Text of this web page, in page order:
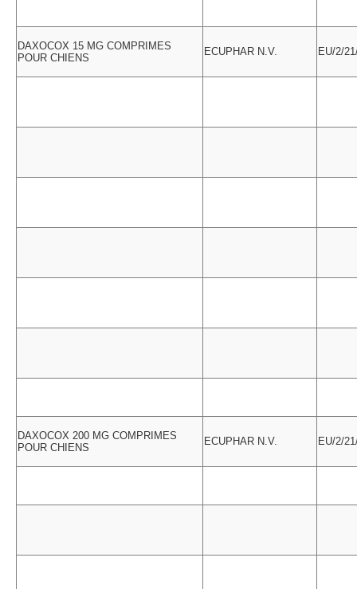
DAXOCOX 15 MG COMPRIMES
POUR CHIENS
ECUPHAR N.V. EU/2/
DAXOCOX 200 MG COMPRIMES
POUR CHIENS
ECUPHAR N.V. EU/2/